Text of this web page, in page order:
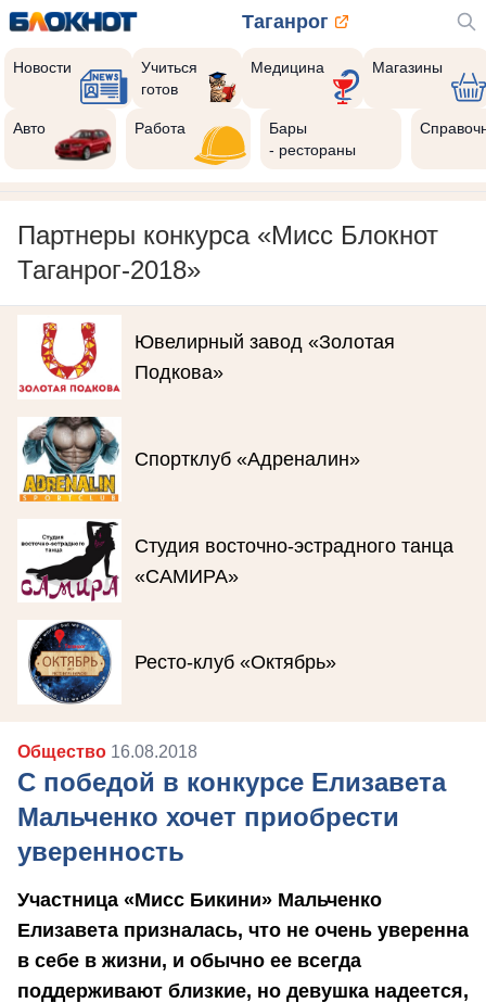
Таганрог
Новости
Учиться
готов
Медицина Магазины
Авто Работа
Бары
- рестораны
Партнеры конкурса «Мисс Блокнот
Таганрог-2018»
Ювелирный завод «Золотая
Подкова»
Спортклуб «Адреналин»
Студия восточно-эстрадного танца
«САМИРА»
Ресто-клуб «Октябрь»
Общество 16.08.2018
С победой в конкурсе Елизавета
Мальченко хочет приобрести
уверенность
Участница «Мисс Бикини» Мальченко
Елизавета призналась, что не очень уверенна
в себе в жизни, и обычно ее всегда
поддерживают близкие, но девушка надеется,